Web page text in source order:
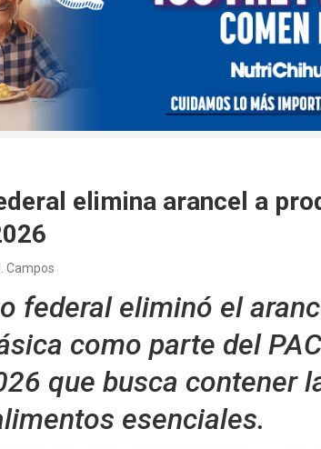
elimina arancel a
Campos
federal eliminó el
como parte del
que busca contener
esenciales.